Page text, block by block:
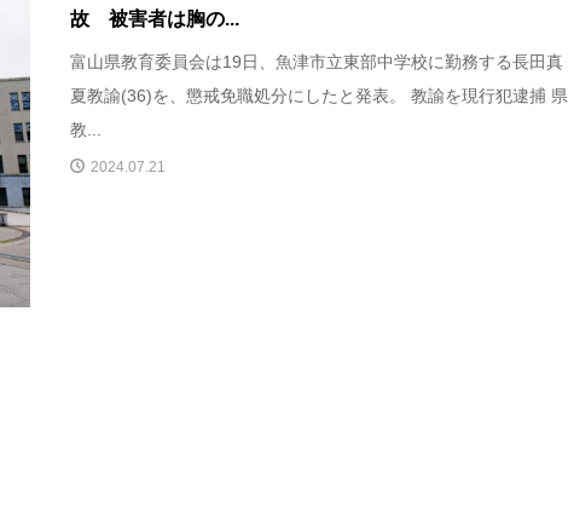
故 被害者は胸の...
富山県教育委員会は19日、魚津市立東部中学校に勤務する長田真
夏教諭(36)を、懲戒免職処分にしたと発表。 教諭を現行犯逮捕 県
教...
2024.07.21